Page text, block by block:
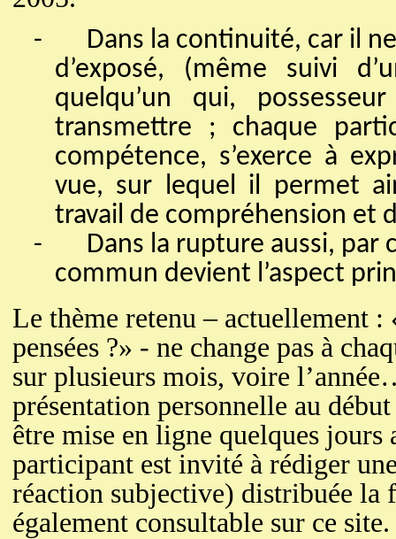
-
Dans la continuité, car il
d’exposé, (même suivi
quelqu’un qui,
transmettre ; chaque
compétence, s’exerce à
vue, sur lequel il permet
travail de compréhension et
-
Dans la rupture aussi, par
commun devient l’aspect
Le thème retenu – actuellement :
pensées ?» - ne change pas à
sur plusieurs mois, voire
présentation personnelle au
être mise en ligne quelques
participant est invité à rédiger
réaction subjective) distribuée la
également consultable sur ce site.